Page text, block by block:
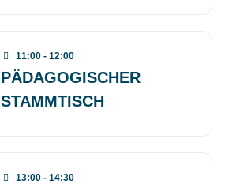
11:00 - 12:00
PÄDAGOGISCHER
STAMMTISCH
13:00 - 14:30